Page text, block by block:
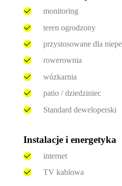
monitoring
teren ogrodzony
przystosowane dla
rowerownia
wózkarnia
patio / dziedziniec
Standard deweloperski
Instalacje i energetyka
internet
TV kablowa